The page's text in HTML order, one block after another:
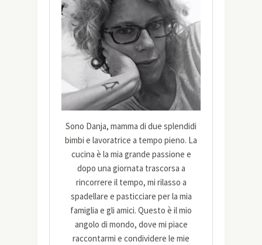
Sono Danja, mamma di due splendidi
bimbi e lavoratrice a tempo pieno. La
cucina è la mia grande passione e
dopo una giornata trascorsa a
rincorrere il tempo, mi rilasso a
spadellare e pasticciare per la mia
famiglia e gli amici. Questo è il mio
angolo di mondo, dove mi piace
raccontarmi e condividere le mie